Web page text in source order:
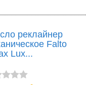
реклайнер
Falto
Lux...